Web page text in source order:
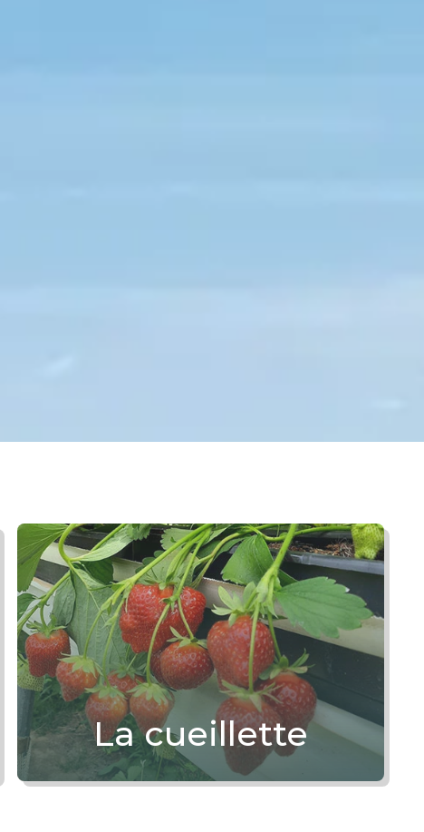
La cueillette